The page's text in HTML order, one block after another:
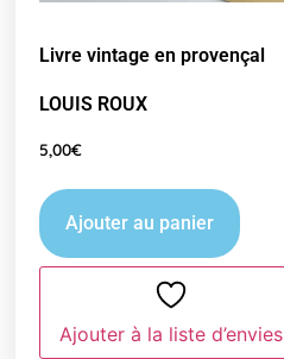
Livre vintage en provençal
LOUIS ROUX
5,00€
Ajouter au panier
Ajouter à la liste d’envies